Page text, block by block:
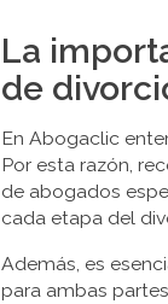
La
de
En Abogaclic
Por esta razón,
de abogados
cada etapa del
Además, es
para ambas